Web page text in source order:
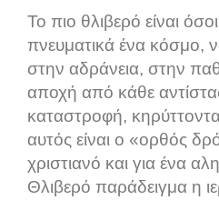
Το πιο θλιβερό είναι
πνευματικά ένα κόσμο,
στην αδράνεια, στην
αποχή από κάθε
καταστροφή,
αυτός είναι ο «ορθός
χριστιανό και για ένα
Θλιβερό παράδειγμα η